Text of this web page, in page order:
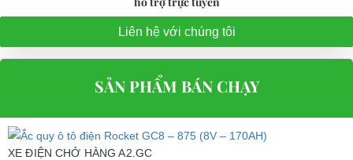
Liên hệ với chúng tôi
SẢN PHẨM BÁN CHẠY
XE ĐIỆN CHỞ HÀNG A2.GC